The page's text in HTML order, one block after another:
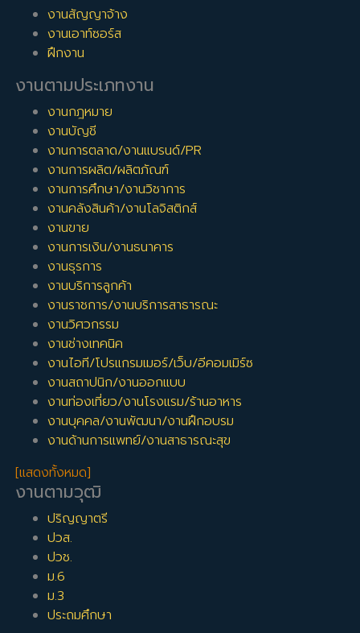
งานสัญญาจ้าง
งานเอาท์ซอร์ส
ฝึกงาน
งานตามประเภทงาน
งานกฎหมาย
งานบัญชี
งานการตลาด/งานแบรนด์/PR
งานการผลิต/ผลิตภัณฑ์
งานการศึกษา/งานวิชาการ
งานคลังสินค้า/งานโลจิสติกส์
งานขาย
งานการเงิน/งานธนาคาร
งานธุรการ
งานบริการลูกค้า
งานราชการ/งานบริการสาธารณะ
งานวิศวกรรม
งานช่างเทคนิค
งานไอที/โปรแกรมเมอร์/เว็บ/อีคอมเมิร์ซ
งานสถาปนิก/งานออกแบบ
งานท่องเที่ยว/งานโรงแรม/ร้านอาหาร
งานบุคคล/งานพัฒนา/งานฝึกอบรม
งานด้านการแพทย์/งานสาธารณะสุข
[แสดงทั้งหมด]
งานตามวุฒิ
ปริญญาตรี
ปวส.
ปวช.
ม.6
ม.3
ประถมศึกษา